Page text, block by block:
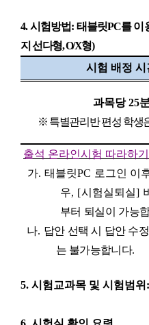
4.시험방법: 태블릿PC를 이
지 선다형, O/X형)
시험 배정 시
과목당25
※ 특별관리반 편성 학생
출석 온라인시험 따라하기
가. 태블릿PC 로그인 이
우, [시험실퇴실]
부터 퇴실이 가능
나. 답안 선택 시 답안 수
는 불가능합니다.
5. 시험교과목 및 시험범위